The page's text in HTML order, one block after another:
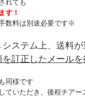
れても
す！
数料は別途必要です※
ステム上、送料が
訂正したメール
同様です
ていただき、後程チア